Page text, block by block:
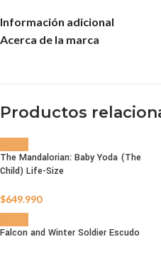
Información adicional
Acerca de la marca
Productos
AGOTADO
The Mandalorian: Baby Yoda (The
Child) Life-Size
$649.990
Falcon and Winter Soldier Escudo